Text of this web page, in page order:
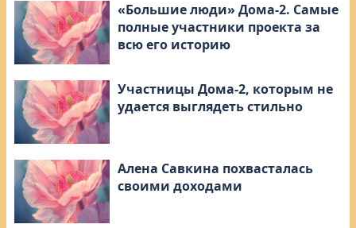
«Большие люди» Дома-2. Самые
полные участники проекта за
всю его историю
Участницы Дома-2, которым не
удается выглядеть стильно
Алена Савкина похвасталась
своими доходами